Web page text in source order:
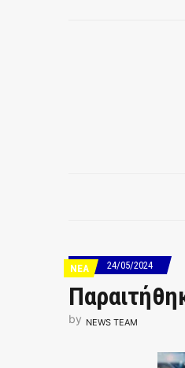
ΝΕΑ 24/05/2024
by NEWS TEAM